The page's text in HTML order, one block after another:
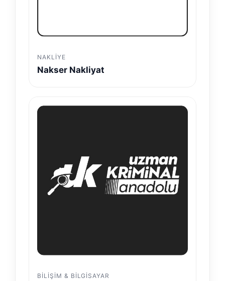
NAKLIYE
Nakser Nakliyat
BILIŞIM & BILGISAYAR